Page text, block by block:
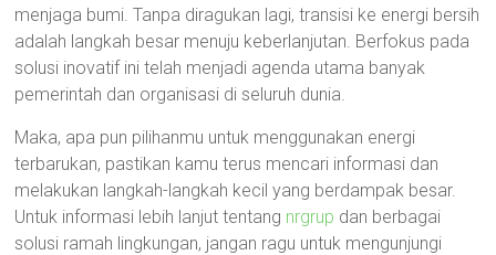
menjaga bumi. Tanpa diragukan lagi, transisi ke energi bersih
adalah langkah besar menuju keberlanjutan. Berfokus pada
solusi inovatif ini telah menjadi agenda utama banyak
pemerintah dan organisasi di seluruh dunia.
Maka, apa pun pilihanmu untuk menggunakan energi
terbarukan, pastikan kamu terus mencari informasi dan
melakukan langkah-langkah kecil yang berdampak besar.
Untuk informasi lebih lanjut tentang nrgrup dan berbagai
solusi ramah lingkungan, jangan ragu untuk mengunjungi